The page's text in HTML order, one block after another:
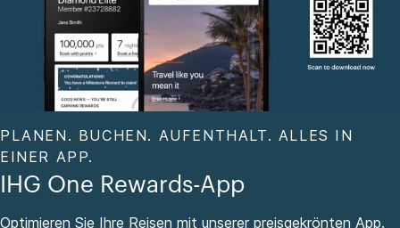
PLANEN. BUCHEN. AUFENTHALT. ALLES IN
EINER APP.
IHG One Rewards-App
Optimieren Sie Ihre Reisen mit unserer preisgekrönten App.